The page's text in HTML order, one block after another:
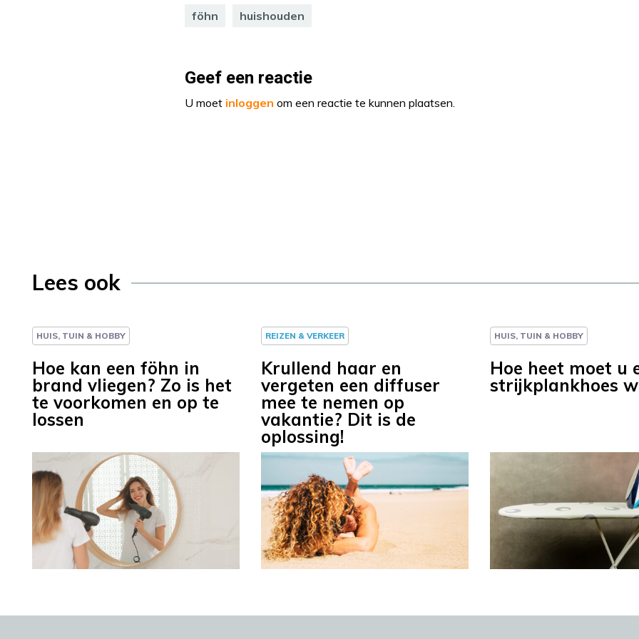
föhn huishouden
Geef een reactie
U moet inloggen om een reactie te kunnen plaatsen.
Lees ook
HUIS, TUIN & HOBBY
Hoe kan een föhn in
brand vliegen? Zo is het
te voorkomen en op te
lossen
REIZEN & VERKEER
Krullend haar en
vergeten een diffuser
mee te nemen op
vakantie? Dit is de
oplossing!
HUIS, TUIN & HOBBY
Hoe heet moet u
strijkplankhoes